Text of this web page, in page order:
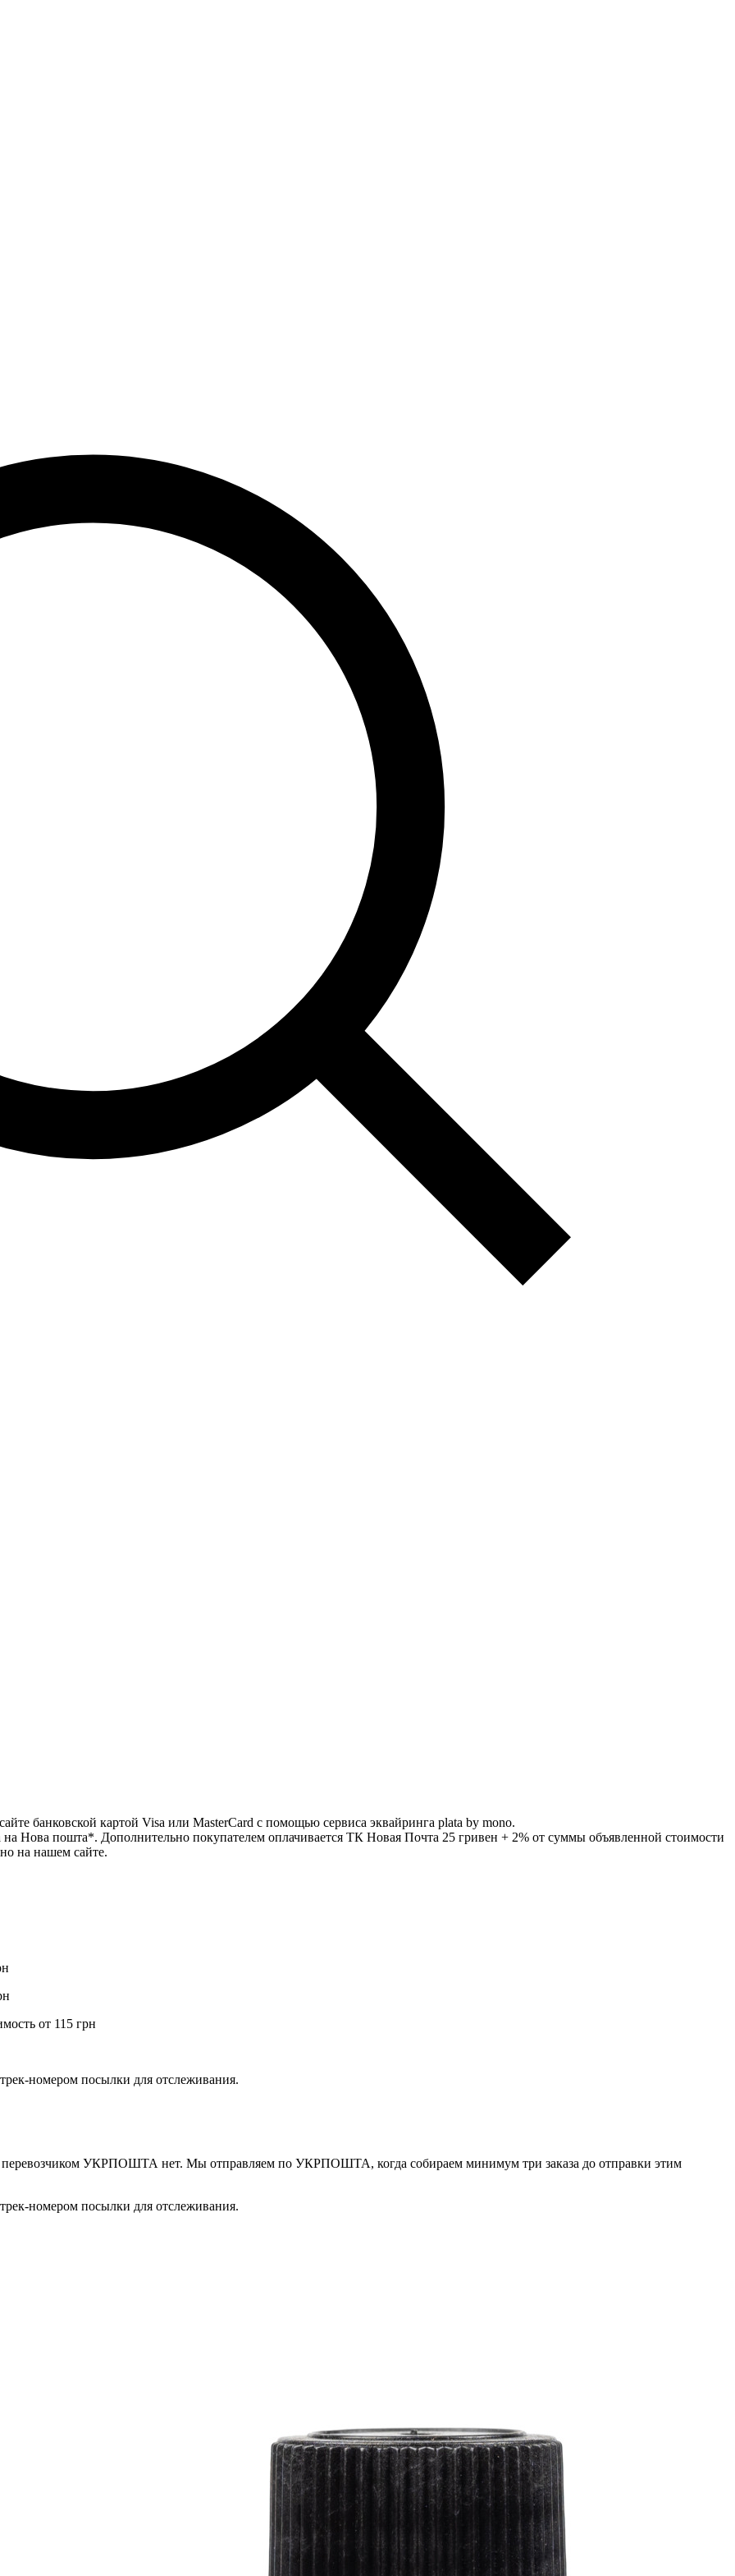
банковской картой Visa или MasterCard с помощью сервиса эквайринга plata by mono.
пошта*. Дополнительно покупателем оплачивается ТК Новая Почта 25 гривен + 2% от суммы объявленной стоимости
на нашем сайте.
от 115 грн
номером посылки для отслеживания.
перевозчиком УКРПОШТА нет. Мы отправляем по УКРПОШТА, когда собираем минимум три заказа до отправки этим
номером посылки для отслеживания.